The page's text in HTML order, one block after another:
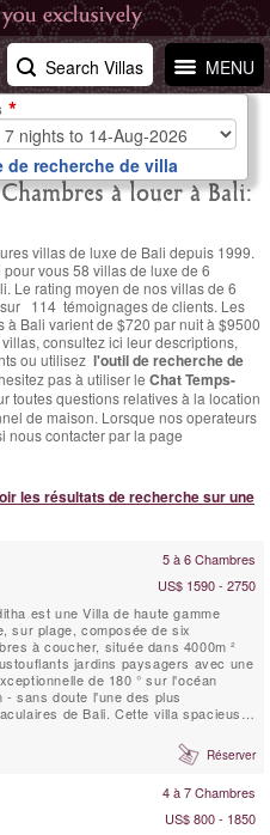
MENU
Search Villas
à louer à Bali:
villas de luxe de Bali depuis 1999.
vous 58 villas de luxe de 6
Le rating moyen de nos villas de 6
114 témoignages de clients. Les
à Bali varientde $720 par nuità $9500
consultez ici leur descriptions,
ou utilisez l'outil de recherche de
pas à utiliser le Chat Temps-
toutes questions relatives à la location
de maison. Lorsque nos operateurs
nous contacter par la page
les résultats de recherche sur une
5 à 6 Chambres
US$ 1590 - 2750
est une Villa de haute gamme
sur plage, composée de six
à coucher, située dans 4000m ²
jardins paysagers avec une
de 180 ° sur l'océan
- sans doute l'une des plus
de Bali. Cette villa spacieuse,
les réunions de famille et les
Que vous soyez 2 ou 12, notre
de tous vos besoins.
Réserver
4 à 7 Chambres
US$ 800 - 1850
de recherche de villa